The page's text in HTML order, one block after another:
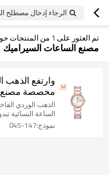
الرجاء إدخال مصطلح
تم العثور على 1 من المنتجات
مصنع الساعات السيراميك
وارتفع الذهب
مخصصة مصنع
الذهب الوردي
الساعة النسائية
نموذج:147-045